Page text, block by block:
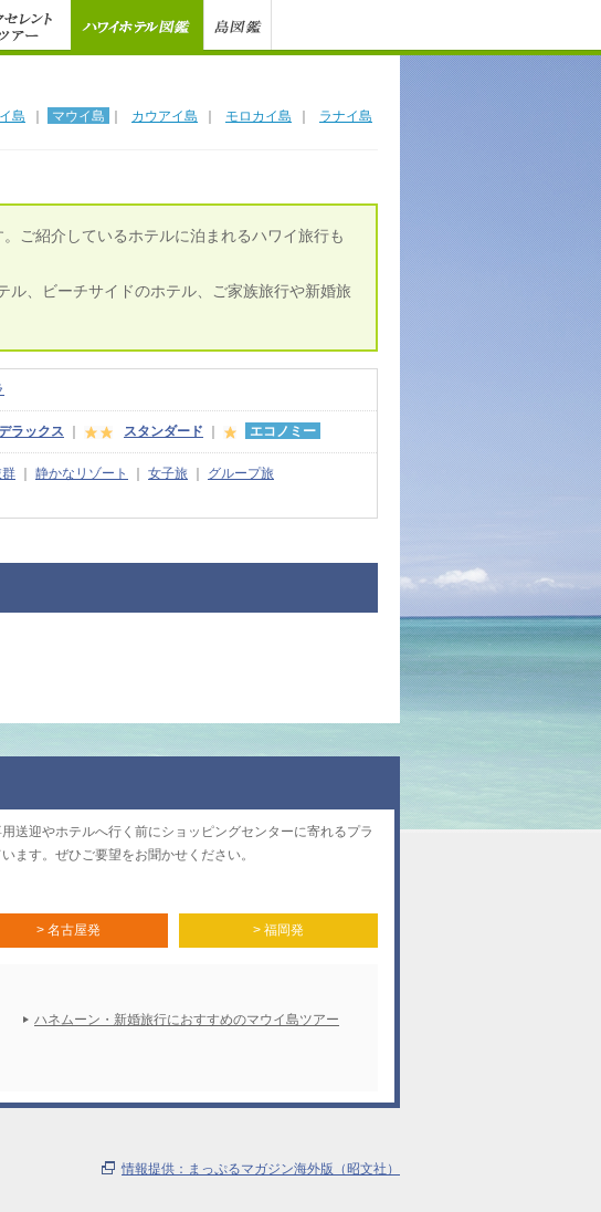
島 マウイ島 カウアイ島 モロカイ島 ラナイ島
ご紹介しているホテルに泊まれるハワイ旅行も
ル、ビーチサイドのホテル、ご家族旅行や新婚旅
ラックス スタンダード エコノミー
静かなリゾート 女子旅
グループ旅
送迎やホテルへ行く前にショッピングセンターに寄れるプラ
ます。ぜひご要望をお聞かせください。
> 名古屋発 > 福岡発
ハネムーン・新婚旅行におすすめのマウイ島ツアー
情報提供：まっぷるマガジン海外版（昭文社）